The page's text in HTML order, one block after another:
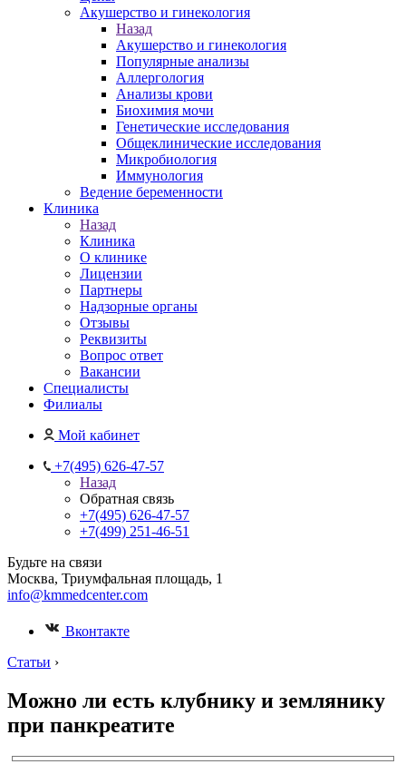
Акушерство и гинекология
Назад
Акушерство и гинекология
Популярные анализы
Аллергология
Анализы крови
Биохимия мочи
Генетические исследования
Общеклинические исследования
Микробиология
Иммунология
Ведение беременности
Клиника
Назад
Клиника
О клинике
Лицензии
Партнеры
Надзорные органы
Отзывы
Реквизиты
Вопрос ответ
Вакансии
Специалисты
Филиалы
Мой кабинет
+7(495) 626-47-57
Назад
Обратная связь
+7(495) 626-47-57
+7(499) 251-46-51
Будьте на связи
Москва, Триумфальная площадь, 1
info@kmmedcenter.com
Вконтакте
Статьи ›
Можно ли есть клубнику и землянику
при панкреатите